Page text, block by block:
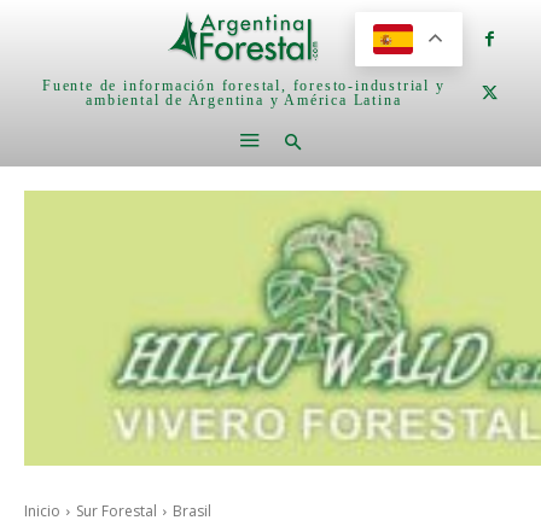
Fuente de información forestal, foresto-industrial y
ambiental de Argentina y América Latina
Inicio Sur Forestal Brasil